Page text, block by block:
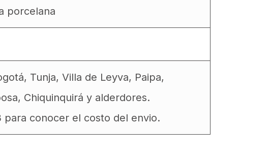
porcelana
Tunja, Villa de Leyva, Paipa,
Chiquinquirá y alderdores.
para conocer el costo del envio.